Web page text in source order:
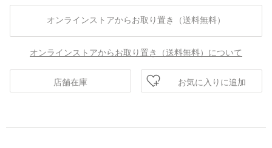
オンラインストアからお取り置き（送料無料）
オンラインストアからお取り置き（送料無料）について
店舗在庫 お気に入りに追加